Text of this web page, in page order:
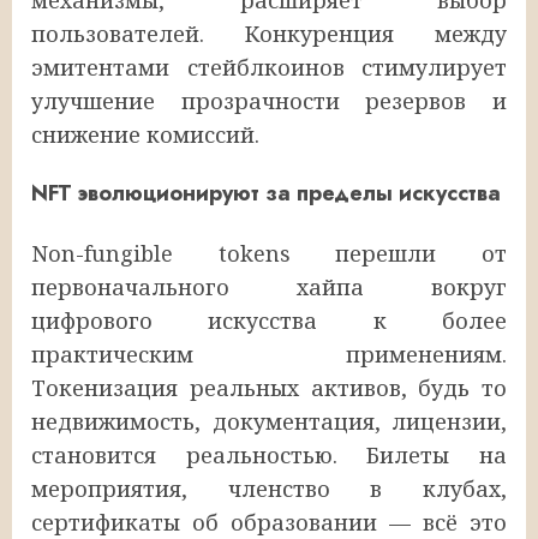
пользователей. Конкуренция между
эмитентами стейблкоинов стимулирует
улучшение прозрачности резервов и
снижение комиссий.
NFT эволюционируют за пределы искусства
Non-fungible tokens перешли от
первоначального хайпа вокруг
цифрового искусства к более
практическим применениям.
Токенизация реальных активов, будь то
недвижимость, документация, лицензии,
становится реальностью. Билеты на
мероприятия, членство в клубах,
сертификаты об образовании — всё это